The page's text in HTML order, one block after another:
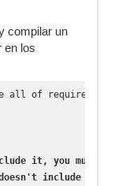
compilar un
en los
all of required
it, you must
include it,